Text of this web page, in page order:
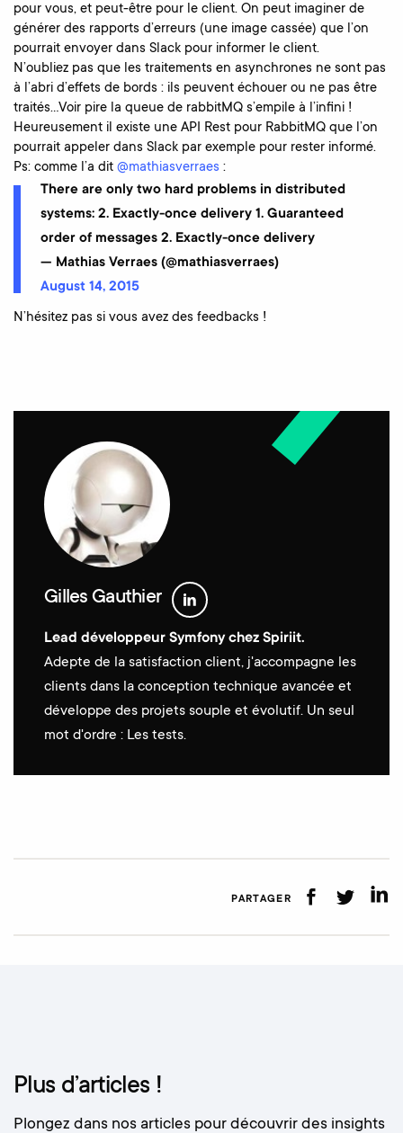
pour vous, et peut-être pour le client. On peut imaginer de
générer des rapports d’erreurs (une image cassée) que l’on
pourrait envoyer dans Slack pour informer le client.
N’oubliez pas que les traitements en asynchrones ne sont pas
à l’abri d’effets de bords : ils peuvent échouer ou ne pas être
traités…Voir pire la queue de rabbitMQ s’empile à l’infini !
Heureusement il existe une API Rest pour RabbitMQ que l’on
pourrait appeler dans Slack par exemple pour rester informé.
Ps: comme l’a dit @mathiasverraes :
There are only two hard problems in distributed
systems: 2. Exactly-once delivery 1. Guaranteed
order of messages 2. Exactly-once delivery
— Mathias Verraes (@mathiasverraes)
August 14, 2015
N’hésitez pas si vous avez des feedbacks !
Gilles Gauthier
Lead développeur Symfony chez Spiriit.
Adepte de la satisfaction client, j'accompagne les
clients dans la conception technique avancée et
développe des projets souple et évolutif. Un seul
mot d'ordre : Les tests.
PARTAGER
Plus d’articles !
Plongez dans nos articles pour découvrir des insights